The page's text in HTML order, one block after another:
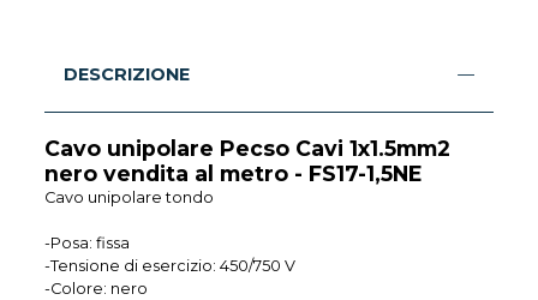
DESCRIZIONE
Cavo unipolare Pecso Cavi 1x1.5mm2
nero vendita al metro - FS17-1,5NE
Cavo unipolare tondo
-Posa: fissa
-Tensione di esercizio: 450/750 V
-Colore: nero